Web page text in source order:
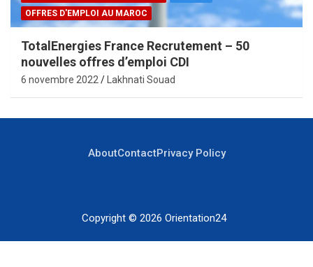
OFFRES D'EMPLOI AU MAROC
TotalEnergies France Recrutement – 50
nouvelles offres d’emploi CDI
6 novembre 2022 Lakhnati Souad
AboutContactPrivacy Policy
Copyright © 2026 Orientation24